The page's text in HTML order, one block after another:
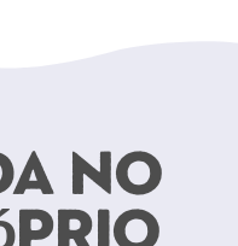
no